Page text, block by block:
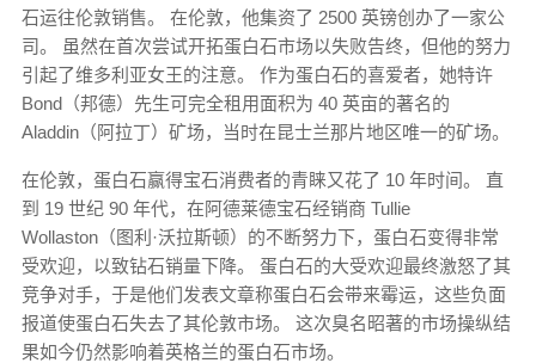
石运往伦敦销售。 在伦敦，他集资了 2500 英镑创办了一家公
司。 虽然在首次尝试开拓蛋白石市场以失败告终，但他的努力
引起了维多利亚女王的注意。 作为蛋白石的喜爱者，她特许
Bond（邦德）先生可完全租用面积为 40 英亩的著名的
Aladdin（阿拉丁）矿场，当时在昆士兰那片地区唯一的矿场。
在伦敦，蛋白石赢得宝石消费者的青睐又花了 10 年时间。 直
到 19 世纪 90 年代，在阿德莱德宝石经销商 Tullie
Wollaston（图利·沃拉斯顿）的不断努力下，蛋白石变得非常
受欢迎，以致钻石销量下降。 蛋白石的大受欢迎最终激怒了其
竞争对手，于是他们发表文章称蛋白石会带来霉运，这些负面
报道使蛋白石失去了其伦敦市场。 这次臭名昭著的市场操纵结
果如今仍然影响着英格兰的蛋白石市场。